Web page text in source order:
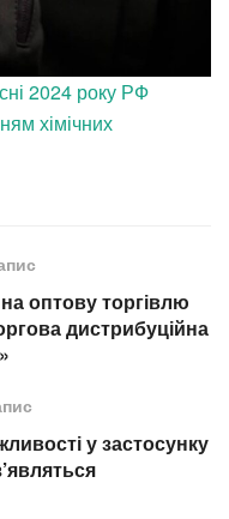
2024 року РФ
хімічних
оптову торгівлю
дистрибуційна
у застосунку